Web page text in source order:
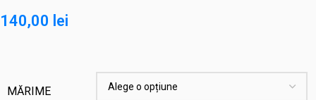
140,00 lei
MĂRIME